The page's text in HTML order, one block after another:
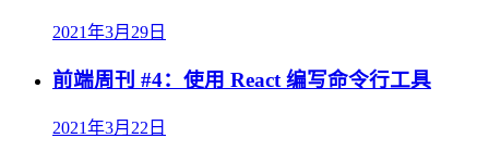
2021年3月29日
前端周刊 #4：使用 React 编写命令行工具
2021年3月22日